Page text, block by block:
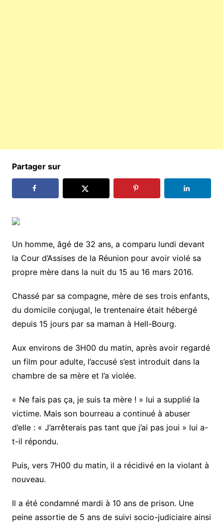
Partager sur
Un homme, âgé de 32 ans, a comparu lundi devant
la Cour d’Assises de la Réunion pour avoir violé sa
propre mère dans la nuit du 15 au 16 mars 2016.
Chassé par sa compagne, mère de ses trois enfants,
du domicile conjugal, le trentenaire était hébergé
depuis 15 jours par sa maman à Hell-Bourg.
Aux environs de 3H00 du matin, après avoir regardé
un film pour adulte, l’accusé s’est introduit dans la
chambre de sa mère et l’a violée.
« Ne fais pas ça, je suis ta mère ! » lui a supplié la
victime. Mais son bourreau a continué à abuser
d’elle : « J’arrêterais pas tant que j’ai pas joui » lui a-
t-il répondu.
Puis, vers 7H00 du matin, il a récidivé en la violant à
nouveau.
Il a été condamné mardi à 10 ans de prison. Une
peine assortie de 5 ans de suivi socio-judiciaire ainsi